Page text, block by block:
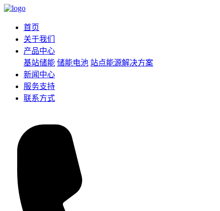
首页
关于我们
产品中心
基站储能 储能电池 站点能源解决方案
新闻中心
服务支持
联系方式